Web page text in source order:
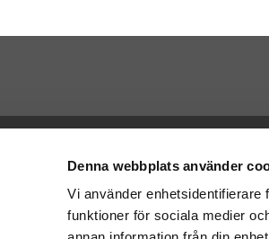
Denna webbplats använder
Vi använder enhetsidentifierare
funktioner för sociala medier
-
-
Betala dina